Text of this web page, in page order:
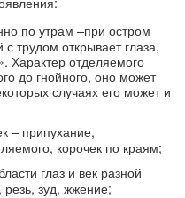
по утрам –при остром
трудом открывает глаза,
Характер отделяемого
до гнойного, оно может
случаях его может и
– припухание,
корочек по краям;
глаз и век разной
зуд, жжение;